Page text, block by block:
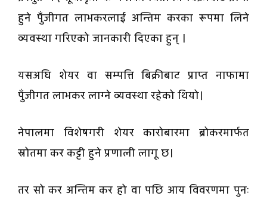
हुने पुँजीगत लाभकरलाई अन्तिम करका रूपमा लिने
व्यवस्था गरिएको जानकारी दिएका हुन् ।
यसअघि शेयर वा सम्पत्ति बिक्रीबाट प्राप्त नाफामा
पुँजीगत लाभकर लाग्ने व्यवस्था रहेको थियो।
नेपालमा विशेषगरी शेयर कारोबारमा ब्रोकरमार्फत
स्रोतमा कर कट्टी हुने प्रणाली लागू छ।
तर सो कर अन्तिम कर हो वा पछि आय विवरणमा पुनः